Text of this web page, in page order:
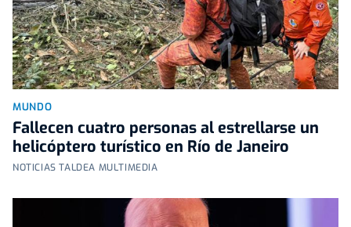
MUNDO
Fallecen cuatro personas al estrellarse un
helicóptero turístico en Río de Janeiro
NOTICIAS TALDEA MULTIMEDIA